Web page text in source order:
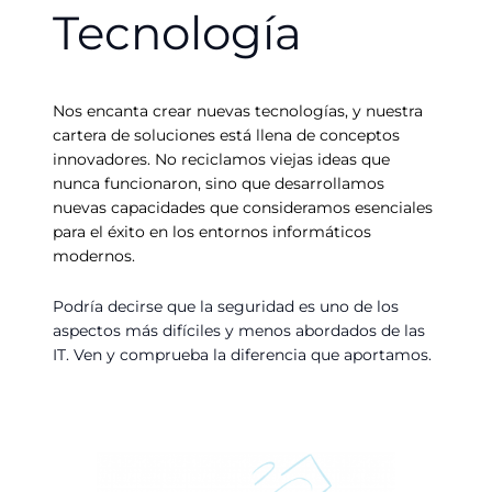
Tecnología
Nos encanta crear nuevas tecnologías, y nuestra
cartera de soluciones está llena de conceptos
innovadores. No reciclamos viejas ideas que
nunca funcionaron, sino que desarrollamos
nuevas capacidades que consideramos esenciales
para el éxito en los entornos informáticos
modernos.
Podría decirse que la seguridad es uno de los
aspectos más difíciles y menos abordados de las
IT. Ven y comprueba la diferencia que aportamos.